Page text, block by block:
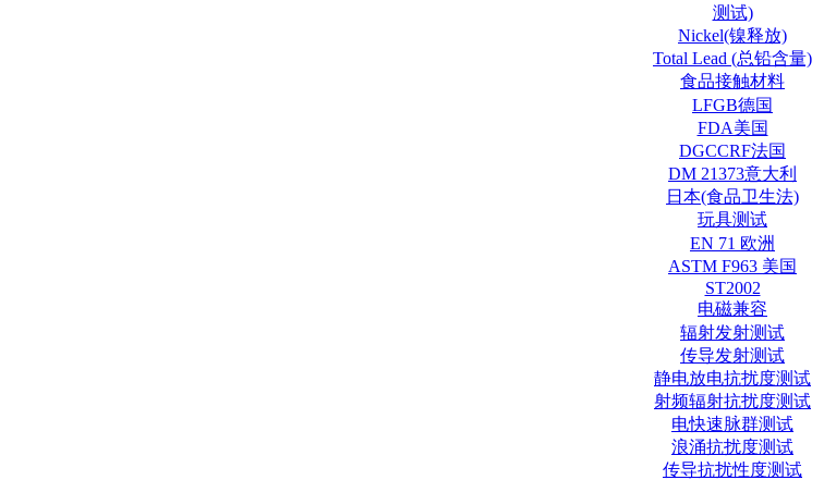
测试)
Nickel(镍释放)
Total Lead (总铅含量)
食品接触材料
LFGB德国
FDA美国
DGCCRF法国
DM 21373意大利
日本(食品卫生法)
玩具测试
EN 71 欧洲
ASTM F963 美国
ST2002
电磁兼容
辐射发射测试
传导发射测试
静电放电抗扰度测试
射频辐射抗扰度测试
电快速脉群测试
浪涌抗扰度测试
传导抗扰性度测试